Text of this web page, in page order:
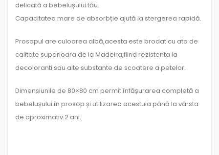
delicată a bebelușului tău.
Capacitatea mare de absorbție ajută la stergerea rapidă.
Prosopul are culoarea albă,acesta este brodat cu ata de
calitate superioara de la Madeira,fiind rezistenta la
decoloranti sau alte substante de scoatere a petelor.
Dimensiunile de 80×80 cm permit înfășurarea completă a
bebelușului în prosop și utilizarea acestuia până la vârsta
de aproximativ 2 ani.